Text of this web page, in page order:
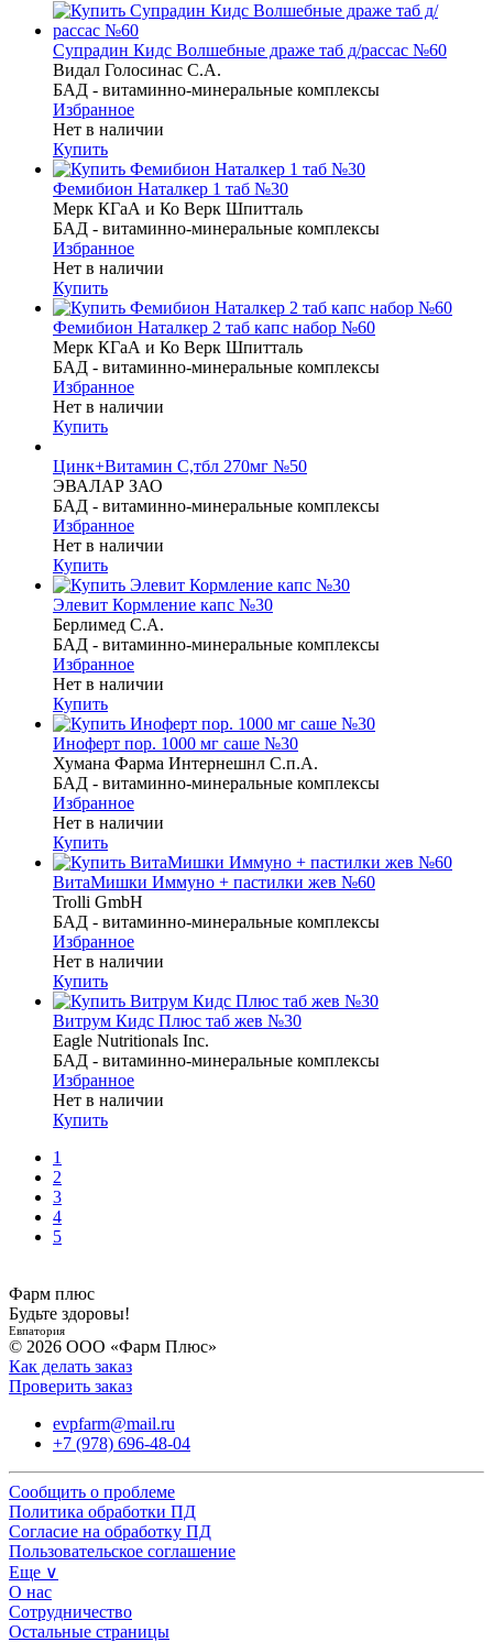
Супрадин Кидс Волшебные драже таб д/рассас №60
Видал Голосинас С.А.
БАД - витаминно-минеральные комплексы
Избранное
Нет в наличии
Купить
Фемибион Наталкер 1 таб №30
Мерк КГаА и Ко Верк Шпитталь
БАД - витаминно-минеральные комплексы
Избранное
Нет в наличии
Купить
Фемибион Наталкер 2 таб капс набор №60
Мерк КГаА и Ко Верк Шпитталь
БАД - витаминно-минеральные комплексы
Избранное
Нет в наличии
Купить
Цинк+Витамин С,тбл 270мг №50
ЭВАЛАР ЗАО
БАД - витаминно-минеральные комплексы
Избранное
Нет в наличии
Купить
Элевит Кормление капс №30
Берлимед С.А.
БАД - витаминно-минеральные комплексы
Избранное
Нет в наличии
Купить
Иноферт пор. 1000 мг саше №30
Хумана Фарма Интернешнл С.п.А.
БАД - витаминно-минеральные комплексы
Избранное
Нет в наличии
Купить
ВитаМишки Иммуно + пастилки жев №60
Trolli GmbH
БАД - витаминно-минеральные комплексы
Избранное
Нет в наличии
Купить
Витрум Кидс Плюс таб жев №30
Eagle Nutritionals Inc.
БАД - витаминно-минеральные комплексы
Избранное
Нет в наличии
Купить
1
2
3
4
5
Фарм плюс
Будьте здоровы!
Евпатория
© 2026 ООО «Фарм Плюс»
Как делать заказ
Проверить заказ
evpfarm@mail.ru
+7 (978) 696-48-04
Сообщить о проблеме
Политика обработки ПД
Согласие на обработку ПД
Пользовательское соглашение
Еще ∨
О нас
Сотрудничество
Остальные страницы